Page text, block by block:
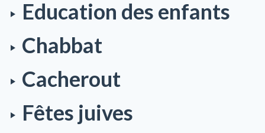
Education des enfants
Chabbat
Cacherout
Fêtes juives